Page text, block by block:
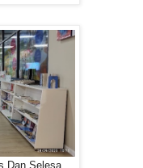
Dan Selesa